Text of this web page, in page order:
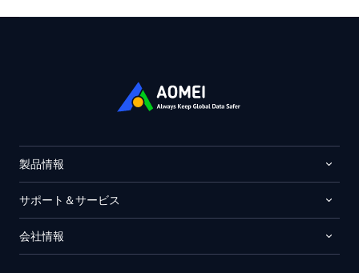
製品情報
サポート＆サービス
会社情報